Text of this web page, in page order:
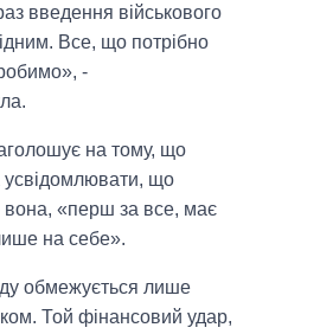
введення військового
Все, що потрібно
-
на тому, що
усвідомлювати, що
«перш за все, має
на себе».
обмежується лише
Той фінансовий удар,